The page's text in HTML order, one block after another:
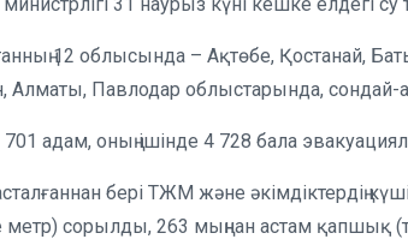
12 облысында – Ақтөбе, Қостанай,
Алматы, Павлодар облыстарында,
адам, оның ішінде 4 728 бала
бері ТЖМ және әкімдіктердің
сорылды, 263 мыңнан астам қапшық